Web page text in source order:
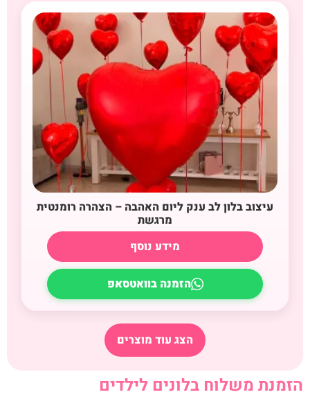
עיצוב בלון לב ענק ליום האהבה – הצהרה רומנטית
מרגשת
מידע נוסף
הזמנה בוואטסאפ
הצג עוד מוצרים
הזמנת משלוח בלונים לילדים